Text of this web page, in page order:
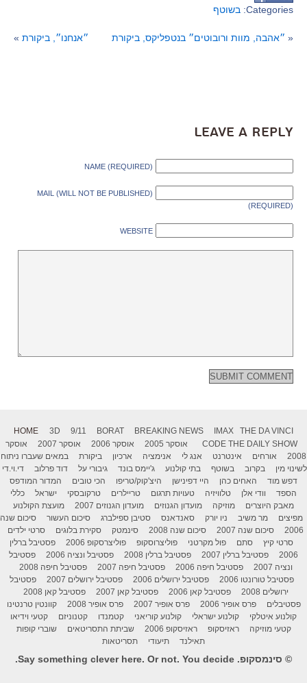
Categories: בשוטף
« ״אהבה, מוות ורובוטים״ בנטפליקס, ביקורת ״אנחנו״, ביקורת »
Leave a Reply
NAME (REQUIRED)
MAIL (WILL NOT BE PUBLISHED)
(REQUIRED)
WEBSITE
HOME 3D 9/11 BORAT BREAKING NEWS IMAX
THE DA VINCI
CODE THE DAILY SHOW אוסקר 2005 אוסקר 2006 אוסקר 2007
אוסקר
2008
אורחים אינטרנט אנג לי אנימציה ארכיון ביקורת
במאים שעברו ניתוח
לשינוי מין
בקרוב בשוטף בתי קולנוע ג'יימס בונד גיבורי על דוד פרלוב
די.וי.די
דפש מוד
האחים כהן היי דפינישן היצ'קוק/טריפו הכי טובים
המדור המודפס
הספד
וודי אלן טלוויזיה טעויות תרגום טריילרים טרקובסקי ישראל
כללי
מאבק היוצרים
מוזיקה מועדון הגנוזים מועדון הגנוזים 2007
מועצת הקולנוע
מפיצים
מר משיב ניו יורק סאנדאנס סטיבן ספילברג סיכום העשור
סיכום שנה
2006
סיכום שנה 2007 סיכום שנה 2008 סינמטק סקירת בלוגים
סרטי ילדים
סרטי קיץ
סתם פול מקרטני פוליצרוסקופ פוליצרסקופ 2006
פסטיבל ברלין
2006
פסטיבל ברלין 2007 פסטיבל ברלין 2008 פסטיבל ונציה 2006
פסטיבל
ונציה 2007
פסטיבל חיפה 2006 פסטיבל חיפה 2007
פסטיבל חיפה 2008
פסטיבל טורונטו 2006
פסטיבל ירושלים 2006 פסטיבל ירושלים 2007
פסטיבל
ירושלים 2008
פסטיבל קאן 2006 פסטיבל קאן 2007
פסטיבל קאן 2008
פסטיבלים
פרס אופיר 2006 פרס אופיר 2007 פרס אופיר 2008
קוונטין טרנטינו
קולנוע איטלקי
קולנוע ישראלי קולנוע קוריאני קטמנדו קטנוניזם
קטעי וידיאו
קטעי מוזיקה
ראזיסקופ ראזיסקופ 2006 שביתת התסריטאים
שוברי קופות
תאילנד
תיעודי תסריטאות
© סינמסקופ. Say something clever here. Or not. You decide.